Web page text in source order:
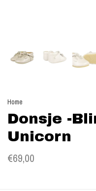
Home
Donsje -
Unicorn
€69,00